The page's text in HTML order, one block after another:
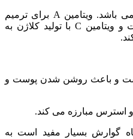
گلاب سرشار از ویتامین A و C می باشد. ویتامین A برای ترمیم
بافت پوست لب بسیار مؤثر است و ویتامین C با تولید کلاژن به
و باعث روشن شدن پوست و
مبارزه می کند.
گوارش بسیار مفید است به